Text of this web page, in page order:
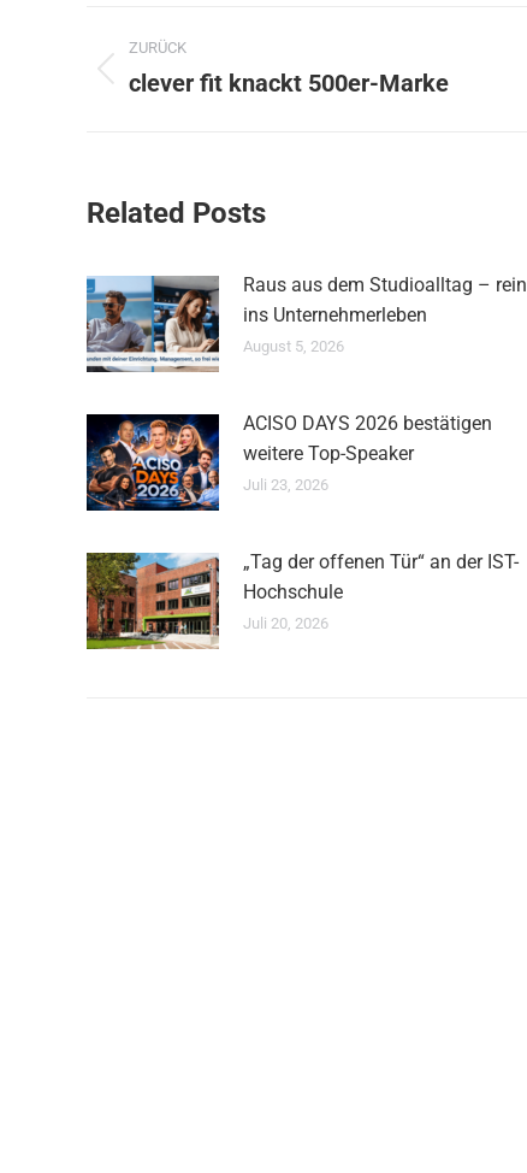
Kommentarnavigation
ZURÜCK
Vorheriger
clever fit knackt 500er-Marke
Related Posts
Raus aus dem Studioalltag – rein
ins Unternehmerleben
August 5, 2026
ACISO DAYS 2026 bestätigen
weitere Top-Speaker
Juli 23, 2026
„Tag der offenen Tür“ an der IST-
Hochschule
Juli 20, 2026